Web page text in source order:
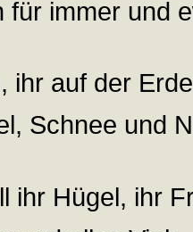
für immer und
ihr auf der
Schnee und
ihr Hügel, ihr